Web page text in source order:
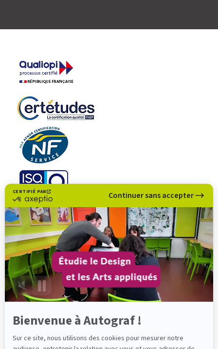
CERTIFIÉ PAR
certifié
Axeptio
-
En
savoir
plus
sur
Axeptio
Continuer sans accepter
Bienvenue à Autograf !
Sur ce site, nous utilisons des cookies pour mesurer notre